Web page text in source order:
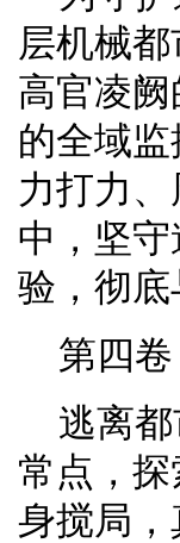
层机械
高官凌
的全域
力打力
中，坚
验，彻
第四
逃离
常点，
身搅局